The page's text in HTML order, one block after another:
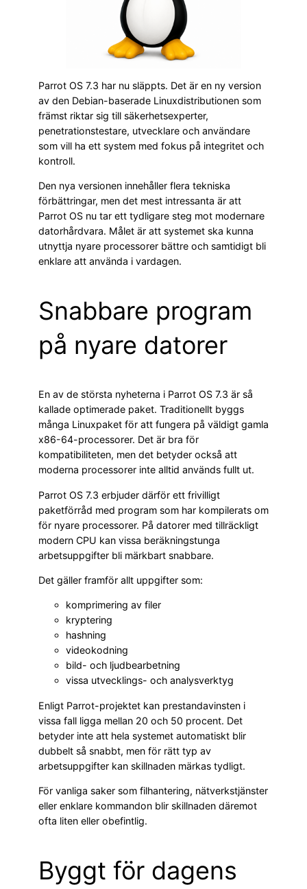
Parrot OS 7.3 har nu släppts. Det är en ny version
av den Debian-baserade Linuxdistributionen som
främst riktar sig till säkerhetsexperter,
penetrationstestare, utvecklare och användare
som vill ha ett system med fokus på integritet och
kontroll.
Den nya versionen innehåller flera tekniska
förbättringar, men det mest intressanta är att
Parrot OS nu tar ett tydligare steg mot modernare
datorhårdvara. Målet är att systemet ska kunna
utnyttja nyare processorer bättre och samtidigt bli
enklare att använda i vardagen.
Snabbare program
på nyare datorer
En av de största nyheterna i Parrot OS 7.3 är så
kallade optimerade paket. Traditionellt byggs
många Linuxpaket för att fungera på väldigt gamla
x86-64-processorer. Det är bra för
kompatibiliteten, men det betyder också att
moderna processorer inte alltid används fullt ut.
Parrot OS 7.3 erbjuder därför ett frivilligt
paketförråd med program som har kompilerats om
för nyare processorer. På datorer med tillräckligt
modern CPU kan vissa beräkningstunga
arbetsuppgifter bli märkbart snabbare.
Det gäller framför allt uppgifter som:
komprimering av filer
kryptering
hashning
videokodning
bild- och ljudbearbetning
vissa utvecklings- och analysverktyg
Enligt Parrot-projektet kan prestandavinsten i
vissa fall ligga mellan 20 och 50 procent. Det
betyder inte att hela systemet automatiskt blir
dubbelt så snabbt, men för rätt typ av
arbetsuppgifter kan skillnaden märkas tydligt.
För vanliga saker som filhantering, nätverkstjänster
eller enklare kommandon blir skillnaden däremot
ofta liten eller obefintlig.
Byggt för dagens